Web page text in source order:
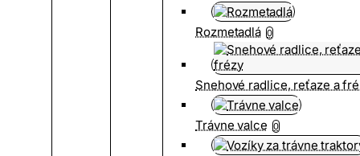
Rozmetadlá 0
Snehové radlice, reťaze a
Trávne valce 0